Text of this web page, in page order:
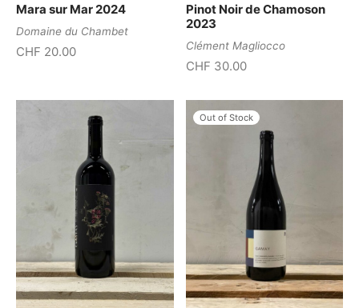
Mara sur Mar 2024
Domaine du Chambet
CHF 20.00
Pinot Noir de Chamoson
2023
Clément Magliocco
CHF 30.00
Out of Stock